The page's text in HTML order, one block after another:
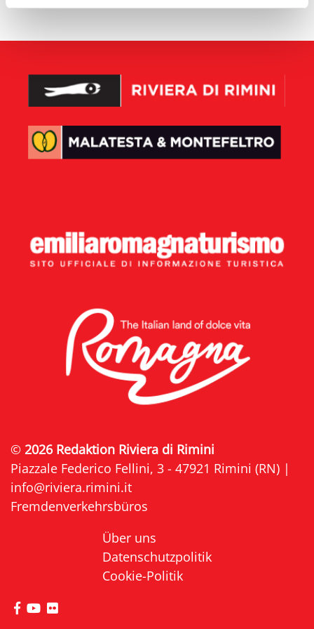
© 2026 Redaktion Riviera di Rimini
Piazzale Federico Fellini, 3 - 47921 Rimini (RN) |
info@riviera.rimini.it
Fremdenverkehrsbüros
Über uns
Datenschutzpolitik
Cookie-Politik
die Seite Facebook von Riviera di Rimini
die Seite YouTube von Riviera di Rimini
die Seite Flickr von Riviera di Rimini